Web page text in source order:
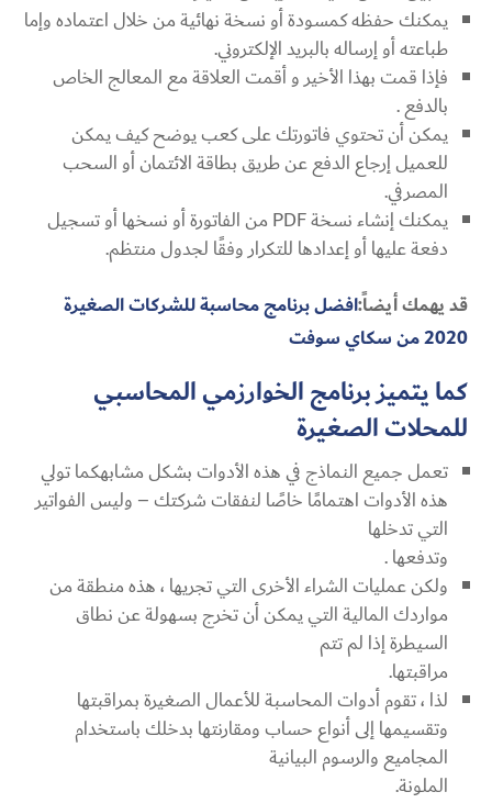
يمكنك حفظه كمسودة أو نسخة نهائية من خلال اعتماده وإما
طباعته أو إرساله بالبريد الإلكتروني.
فإذا قمت بهذا الأخير و أقمت العلاقة مع المعالج الخاص
بالدفع .
يمكن أن تحتوي فاتورتك على كعب يوضح كيف يمكن
للعميل إرجاع الدفع عن طريق بطاقة الائتمان أو السحب
المصرفي.
يمكنك إنشاء نسخة PDF من الفاتورة أو نسخها أو تسجيل
دفعة عليها أو إعدادها للتكرار وفقًا لجدول منتظم.
قد يهمك أيضاً:افضل برنامج محاسبة للشركات الصغيرة
2020 من سكاي سوفت
كما يتميز برنامج الخوارزمي المحاسبي
للمحلات الصغيرة
تعمل جميع النماذج في هذه الأدوات بشكل مشابهكما تولي
هذه الأدوات اهتمامًا خاصًا لنفقات شركتك – وليس الفواتير
التي تدخلها
وتدفعها .
ولكن عمليات الشراء الأخرى التي تجريها ، هذه منطقة من
مواردك المالية التي يمكن أن تخرج بسهولة عن نطاق
السيطرة إذا لم تتم
مراقبتها.
لذا ، تقوم أدوات المحاسبة للأعمال الصغيرة بمراقبتها
وتقسيمها إلى أنواع حساب ومقارنتها بدخلك باستخدام
المجاميع والرسوم البيانية
الملونة.